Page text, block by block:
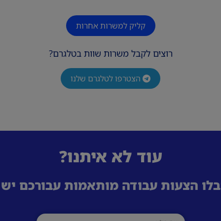
קליק למשרות אחרות
רוצים לקבל משרות שוות בטלגרם?
הצטרפו לטלגרם שלנו
עוד לא איתנו?
הצעות עבודה מותאמות עבורכם